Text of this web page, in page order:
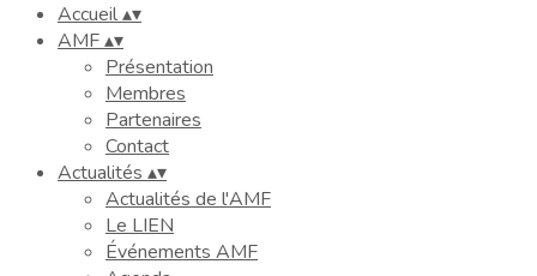
Accueil▴▾
AMF▴▾
Présentation
Membres
Partenaires
Contact
Actualités ▴▾
Actualités de l'AMF
Le LIEN
Événements AMF